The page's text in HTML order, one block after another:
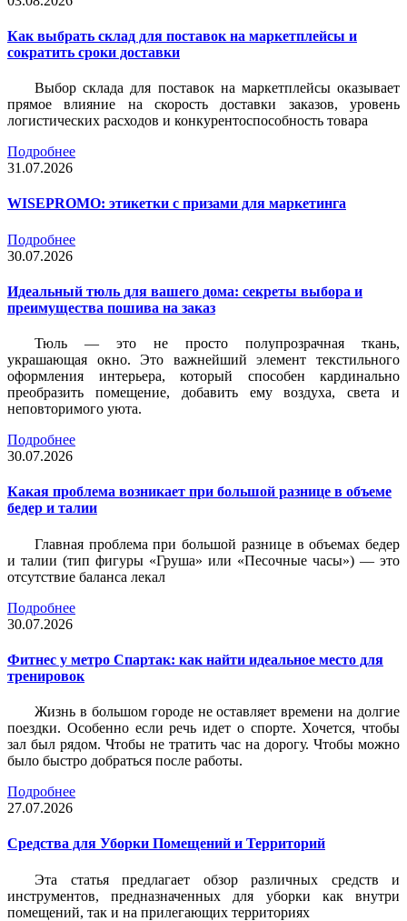
Как выбрать склад для поставок на маркетплейсы и
сократить сроки доставки
Выбор склада для поставок на маркетплейсы оказывает
прямое влияние на скорость доставки заказов, уровень
логистических расходов и конкурентоспособность товара
Подробнее
31.07.2026
WISEPROMO: этикетки с призами для маркетинга
Подробнее
30.07.2026
Идеальный тюль для вашего дома: секреты выбора и
преимущества пошива на заказ
Тюль — это не просто полупрозрачная ткань,
украшающая окно. Это важнейший элемент текстильного
оформления интерьера, который способен кардинально
преобразить помещение, добавить ему воздуха, света и
неповторимого уюта.
Подробнее
30.07.2026
Какая проблема возникает при большой разнице в объеме
бедер и талии
Главная проблема при большой разнице в объемах бедер
и талии (тип фигуры «Груша» или «Песочные часы») — это
отсутствие баланса лекал
Подробнее
30.07.2026
Фитнес у метро Спартак: как найти идеальное место для
тренировок
Жизнь в большом городе не оставляет времени на долгие
поездки. Особенно если речь идет о спорте. Хочется, чтобы
зал был рядом. Чтобы не тратить час на дорогу. Чтобы можно
было быстро добраться после работы.
Подробнее
27.07.2026
Средства для Уборки Помещений и Территорий
Эта статья предлагает обзор различных средств и
инструментов, предназначенных для уборки как внутри
помещений, так и на прилегающих территориях